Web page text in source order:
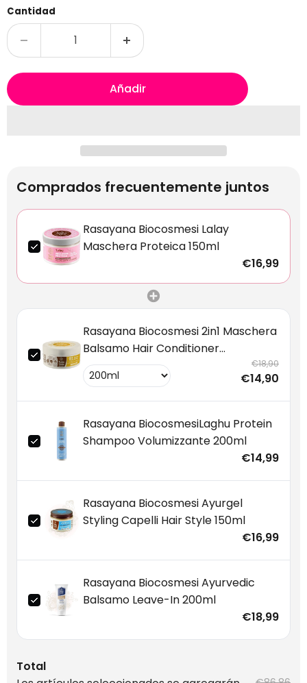
Cantidad
Añadir
Comprados frecuentemente juntos
Rasayana Biocosmesi Lalay
Maschera Proteica 150ml
€16,99
Rasayana Biocosmesi 2in1 Maschera
Balsamo Hair Conditioner
Fortificante
€18,90
€14,90
Rasayana BiocosmesiLaghu Protein
Shampoo Volumizzante 200ml
€14,99
Rasayana Biocosmesi Ayurgel
Styling Capelli Hair Style 150ml
€16,99
Rasayana Biocosmesi Ayurvedic
Balsamo Leave-In 200ml
€18,99
Total